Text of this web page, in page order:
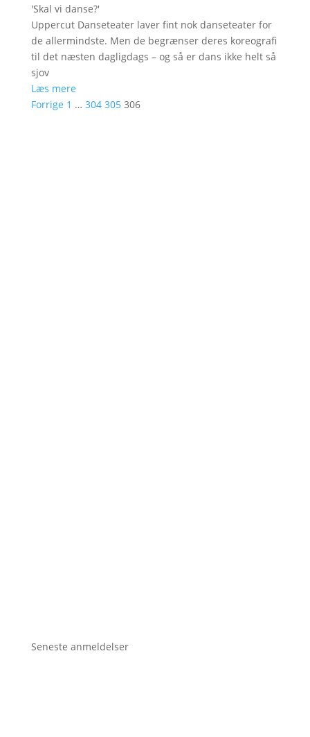
'Skal vi danse?'
Uppercut Danseteater laver fint nok danseteater for
de allermindste. Men de begrænser deres koreografi
til det næsten dagligdags – og så er dans ikke helt så
sjov
Læs mere
Forrige 1 … 304 305 306
Seneste anmeldelser